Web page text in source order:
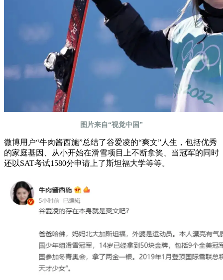
图片来自“视觉中国”
微博用户“牛肉酱西施”总结了谷爱凌的“爽文”人生，包括优秀
的家庭基因、从小开始在滑雪项目上不断拿奖、当冠军的同时
还以SAT考试1580分申请上了斯坦福大学等等。